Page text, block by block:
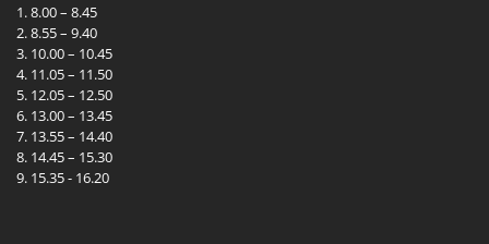
1. 8.00 – 8.45
2. 8.55 – 9.40
3. 10.00 – 10.45
4. 11.05 – 11.50
5. 12.05 – 12.50
6. 13.00 – 13.45
7. 13.55 – 14.40
8. 14.45 – 15.30
9. 15.35 - 16.20